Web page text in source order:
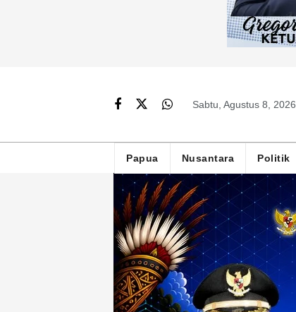
Sabtu, Agustus 8, 2026
Papua Nusantara Politik